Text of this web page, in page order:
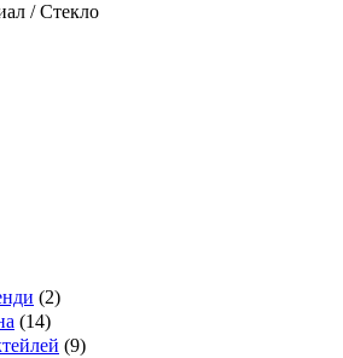
/ Стекло
(2)
(14)
(9)